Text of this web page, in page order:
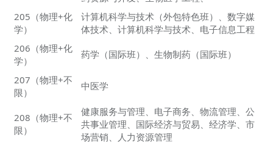
205（物理+化
学）
计算机科学与技术（外包特色班）、数字媒
体技术、计算机科学与技术、电子信息工程
206（物理+化
学）
药学（国际班）、生物制药（国际班）
207（物理+不
限）
中医学
208（物理+不
限）
健康服务与管理、电子商务、物流管理、公
共事业管理、国际经济与贸易、经济学、市
场营销、人力资源管理